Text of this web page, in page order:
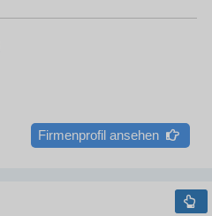
Firmenprofil ansehen